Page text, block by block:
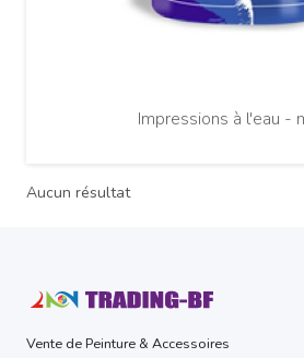
Impressions à l'eau -
Aucun résultat
Vente de Peinture & Accessoires